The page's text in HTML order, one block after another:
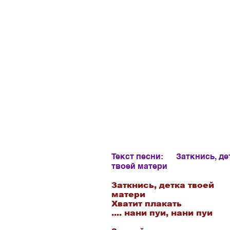
Текст песни:
Заткнись,
твоей матери
Заткнись, детка твоей
матери
Хватит плакать
.... нани пуи, нани пуи